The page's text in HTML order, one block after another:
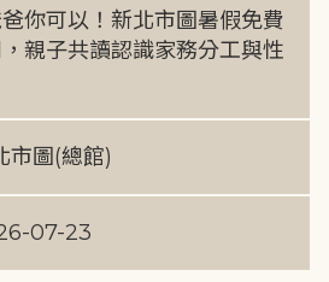
爸你可以！新北市圖暑假免費
親子共讀認識家務分工與性
市圖(總館)
07-23